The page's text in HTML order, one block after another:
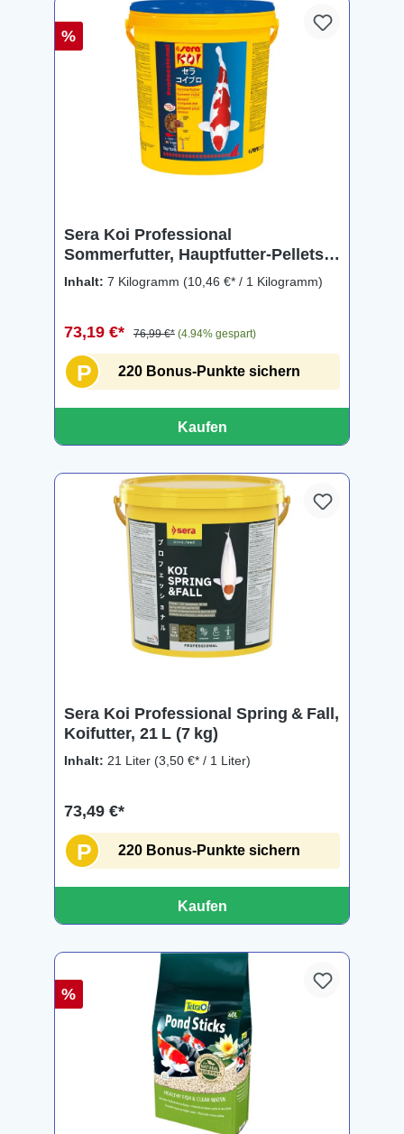
%
Sera Koi Professional
Sommerfutter, Hauptfutter-Pellets,
7 kg (21l)
Inhalt: 7 Kilogramm (10,46 €* / 1 Kilogramm)
73,19 €* 76,99 €* (4.94% gespart)
P 220 Bonus-Punkte sichern
Kaufen
Sera Koi Professional Spring & Fall,
Koifutter, 21 L (7 kg)
Inhalt: 21 Liter (3,50 €* / 1 Liter)
73,49 €*
P 220 Bonus-Punkte sichern
Kaufen
%